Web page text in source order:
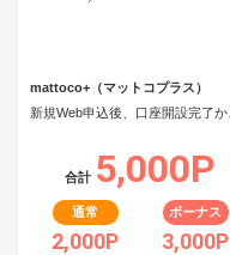
mattoco+（マットコプラス）
合計 5,000P
通常
2,000P
ボーナス
3,000P